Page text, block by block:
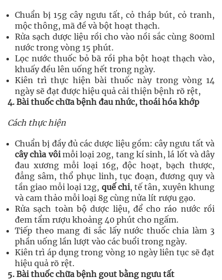
Chuẩn bị 15g cây ngưu tất, cỏ tháp bút, cỏ tranh,
mộc thông, mã đề và bột hoạt thạch.
Rửa sạch dược liệu rồi cho vào nồi sắc cùng 800ml
nước trong vòng 15 phút.
Lọc nước thuốc bỏ bã rồi pha bột hoạt thạch vào,
khuấy đều lên uống hết trong ngày.
Kiên trì thực hiện bài thuốc này trong vòng 14
ngày sẽ đạt được hiệu quả cải thiện bệnh rõ rệt,
4. Bài thuốc chữa bệnh đau nhức, thoái hóa khớp
Cách thực hiện
Chuẩn bị đầy đủ các dược liệu gồm: cây ngưu tất và
cây chìa vôimỗi loại 20g, tang kí sinh, lá lốt và dây
đau xương mỗi loại 16g, độc hoạt, bạch thược,
đẳng sâm, thổ phục linh, tục đoạn, đương quy và
tần giao mỗi loại 12g, quế chi, tế tân, xuyên khung
và cam thảo mỗi loại 8g cùng nửa lít rượu gạo.
Rửa sạch toàn bộ dược liệu, để cho ráo nước rồi
đem tẩm rượu khoảng 40 phút cho ngấm.
Tiếp theo mang đi sắc lấy nước thuốc chia làm 3
phần uống lần lượt vào các buổi trong ngày.
Kiên trì áp dụng trong vòng 10 ngày liên tục sẽ đạt
hiệu quả rõ rệt.
5. Bài thuốc chữa bệnh gout bằng ngưu tất